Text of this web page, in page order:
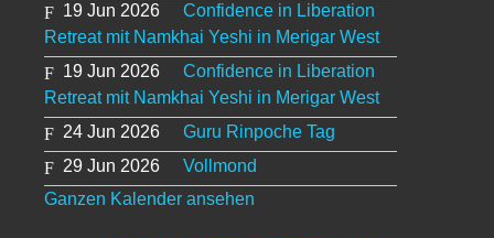
19 Jun 2026
Confidence in Liberation
Retreat mit Namkhai Yeshi in Merigar West
19 Jun 2026
Confidence in Liberation
Retreat mit Namkhai Yeshi in Merigar West
24 Jun 2026
Guru Rinpoche Tag
29 Jun 2026
Vollmond
Ganzen Kalender ansehen